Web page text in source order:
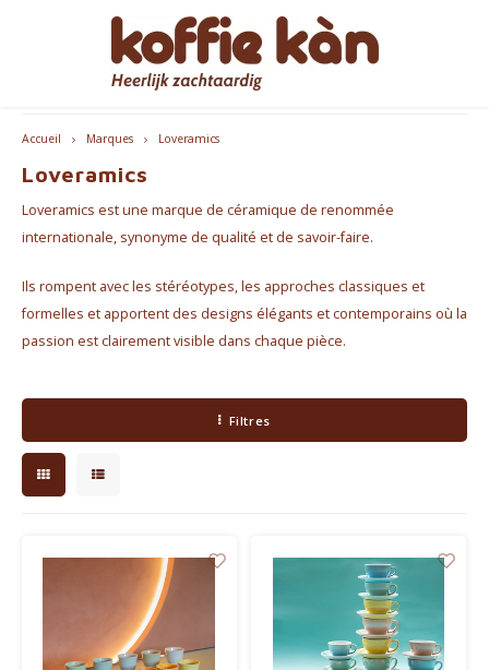
Hoofdmenu / café
Café - En Grains & Moulu
Capsules et dosettes de café
Coffee accessoires
Abonnements café
Hoofdmenu / thé
Thé
Chai
Accesspores Té
Hoofdmenu / mugs
Gobelets à emporter
Tasses à café et à thé
Hoofdmenu / accessoires
Machines à café
Produits d'entretien Jura
Home Barista Tools
Porte-filtres à café
Moulins à Café
Bouteilles thermos
Bouilloires électriques
Chocolat
Hoofdmenu / cadeaux
pour ELLE
pour LUI
Coffrets Cadeaux Café & Thé
Beaux Cadeaux
Everything Pink
Hoofdmenu
Nederlands
English
Français
Livraison gratuite à partir de €60 - B/NL
Accueil Marques Loveramics
Loveramics
Loveramics est une marque de céramique de renommée
internationale, synonyme de qualité et de savoir-faire.
Ils rompent avec les stéréotypes, les approches classiques et
formelles et apportent des designs élégants et contemporains où la
passion est clairement visible dans chaque pièce.
Filtres